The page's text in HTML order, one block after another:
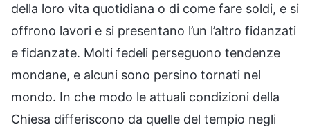
della loro vita quotidiana o di come fare soldi, e si
offrono lavori e si presentano l’un l’altro fidanzati
e fidanzate. Molti fedeli perseguono tendenze
mondane, e alcuni sono persino tornati nel
mondo. In che modo le attuali condizioni della
Chiesa differiscono da quelle del tempio negli